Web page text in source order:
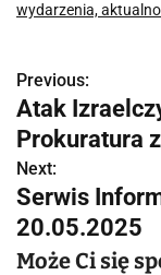
wydarzenia,
N
a
w
i
g
Previous:
Atak
Prokuratura
Next:
Serwis
20.05.2025
Może Ci się